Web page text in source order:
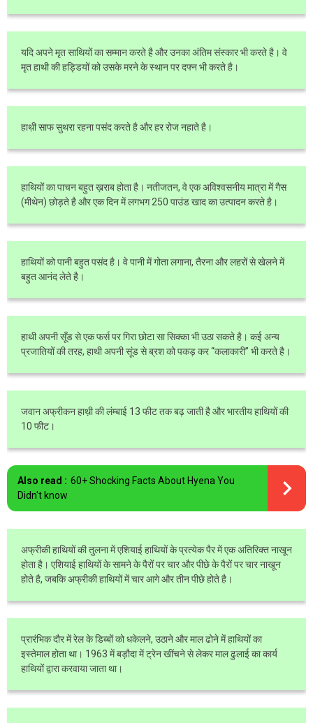
यदि अपने मृत साथियों का सम्मान करते है और उनका अंतिम संस्कार भी करते है। वे
मृत हाथी की हड्डियों को उसके मरने के स्थान पर दफ्न भी करते है।
हाथ़ी साफ सुथरा रहना पसंद करते है और हर रोज नहाते है।
हाथियों का पाचन बहुत ख़राब होता है। नतीजतन, वे एक अविश्वसनीय मात्रा में गैस
(मीथेन) छोड़ते है और एक दिन में लगभग 250 पाउंड खाद का उत्पादन करते है।
हाथियों को पानी बहुत पसंद है। वे पानी में गोता लगाना, तैरना और लहरों से खेलने में
बहुत आनंद लेते है।
हाथी अपनी सूँड से एक फर्स पर गिरा छोटा सा सिक्का भी उठा सकते है। कई अन्य
प्रजातियों की तरह, हाथी अपनी सूंड से ब्रश को पकड़ कर “कलाकारी” भी करते है।
जवान अफ्रीकन हाथ़ी की लंम्बाई 13 फीट तक बढ़ जाती है और भारतीय हाथियों की
10 फीट।
Also read : 60+ Shocking Facts About Hyena You
Didn't know
अफ्रीकी हाथियों की तुलना में एशियाई हाथियों के प्रत्येक पैर में एक अतिरिक्त नाखून
होता है। एशियाई हाथियों के सामने के पैरों पर चार और पीछे के पैरों पर चार नाखून
होते है, जबकि अफ्रीकी हाथियों में चार आगे और तीन पीछे होते है।
प्रारंभिक दौर में रेल के डिब्बों को धकेलने, उठाने और माल ढोने में हाथियों का
इस्तेमाल होता था। 1963 में बड़ौदा में ट्रेन खींचने से लेकर माल ढुलाई का कार्य
हाथियों द्वारा करवाया जाता था।